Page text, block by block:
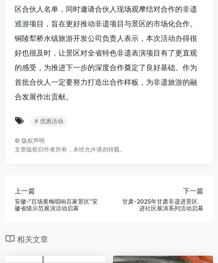
区合伙人名单，同时邀请合伙人现场观摩结对合作的非遗
巡游项目，旨在更好推动非遗项目与景区的市场化合作。
铜陵犁桥水镇旅游开发公司负责人表示，本次活动办得很
好也很及时，让景区对全省特色非遗表演项目有了更直观
的感受，为推进下一步的深度合作奠定了良好基础。作为
首批合伙人一定要努力打造出合作样板，为非遗旅游的融
合发展作出贡献。
# 优惠活动
© 版权声明
文章版权归作者所有，未经允许请勿转载。
上一篇
安徽-“百场黄梅唱响百家景区”安
徽省级示范展演活动启幕
下一篇
甘肃-2025年甘肃非遗进景区、
进社区展演系列活动启幕
相关文章